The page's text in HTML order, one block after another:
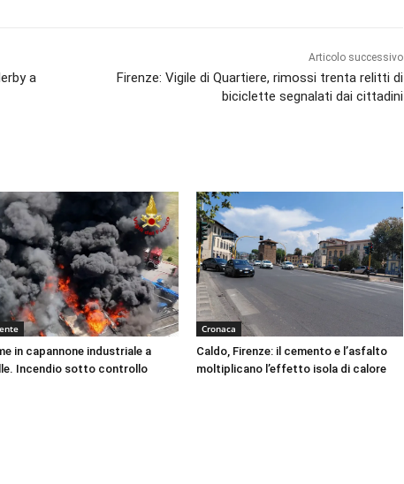
a
Articolo successivo
Firenze: Vigile di Quartiere, rimossi trenta relitti di
biciclette segnalati dai cittadini
in capannone industriale a
Incendio sotto controllo
Cronaca
Caldo, Firenze: il cemento e l’asfalto
moltiplicano l’effetto isola di calore